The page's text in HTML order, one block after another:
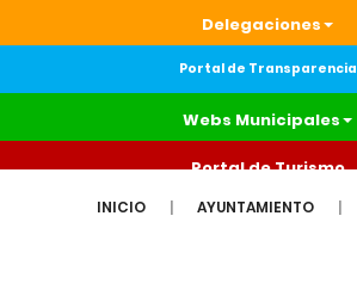
Delegaciones
Portal de Transparencia
Webs Municipales
Portal de Turismo
INICIO AYUNTAMIENTO